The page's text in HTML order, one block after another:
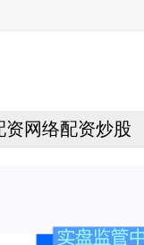
资网络配资炒股